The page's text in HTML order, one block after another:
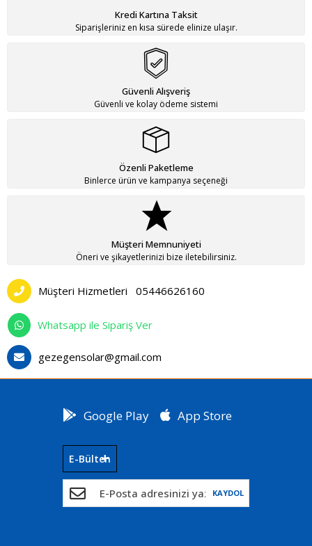
Kredi Kartına Taksit
Siparişleriniz en kısa sürede elinize ulaşır.
Güvenli Alışveriş
Güvenli ve kolay ödeme sistemi
Özenli Paketleme
Binlerce ürün ve kampanya seçeneği
Müşteri Memnuniyeti
Öneri ve şikayetlerinizi bize iletebilirsiniz.
Müşteri Hizmetleri 05446626160
Whatsapp ile Sipariş Ver
gezegensolar@gmail.com
Google Play App Store
E-Bülten
KAYDOL